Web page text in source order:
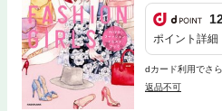
ポイント詳細
dカード利用でさ
返品不可